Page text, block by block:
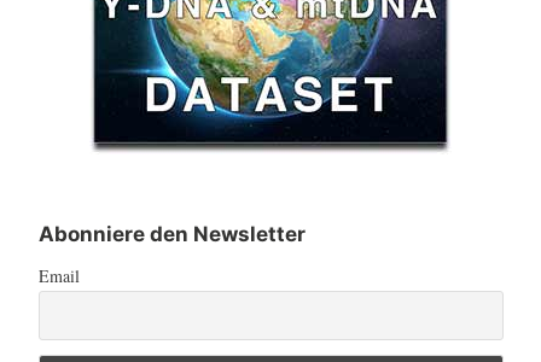
Abonniere den Newsletter
Email